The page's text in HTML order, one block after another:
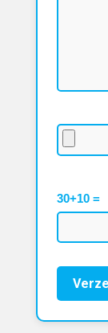
30+10 =